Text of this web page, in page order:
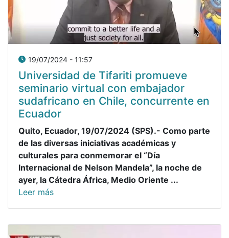
19/07/2024 - 11:57
Universidad de Tifariti promueve
seminario virtual con embajador
sudafricano en Chile, concurrente en
Ecuador
Quito, Ecuador, 19/07/2024 (SPS).- Como parte
de las diversas iniciativas académicas y
culturales para conmemorar el “Día
Internacional de Nelson Mandela”, la noche de
ayer, la Cátedra África, Medio Oriente ...
Leer más